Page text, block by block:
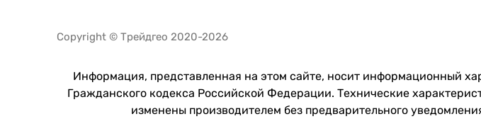
Copyright © Трейдгео 2020-2026
Информация, представленная на этом сайте, носит информационный
Гражданского кодекса Российской Федерации. Технические
изменены производителем без предварительного